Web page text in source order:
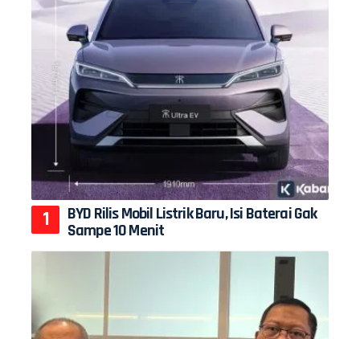
BYD Rilis Mobil Listrik Baru, Isi Baterai Gak
Sampe 10 Menit